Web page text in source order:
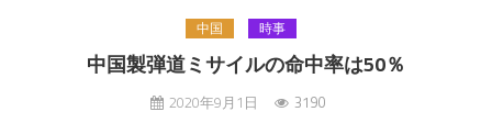
中国 時事
中国製弾道ミサイルの命中率は50％
2020年9月1日 3190